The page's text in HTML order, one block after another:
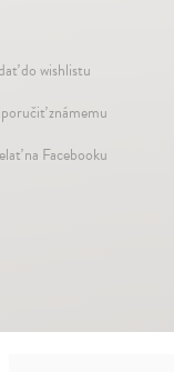
do wishlistu
známemu
na Facebooku